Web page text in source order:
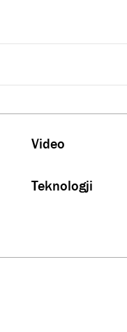
Video
Teknologji